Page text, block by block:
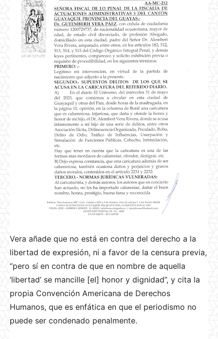
Vera añade que no está en contra del derecho a la
libertad de expresión, ni a favor de la censura previa,
“pero sí en contra de que en nombre de aquella
‘libertad’ se mancille [el] honor y dignidad”, y cita la
propia Convención Americana de Derechos
Humanos, que es enfática en que el periodismo no
puede ser condenado penalmente.